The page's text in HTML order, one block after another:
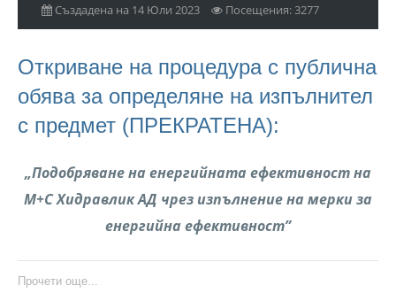
Създадена на 14 Юли 2023 Посещения: 3277
Откриване на процедура с публична
обява за определяне на изпълнител
с предмет (ПРЕКРАТЕНА):
„Подобряване на енергийната ефективност на
М+С Хидравлик АД чрез изпълнение на мерки за
енергийна ефективност”
Прочети още...